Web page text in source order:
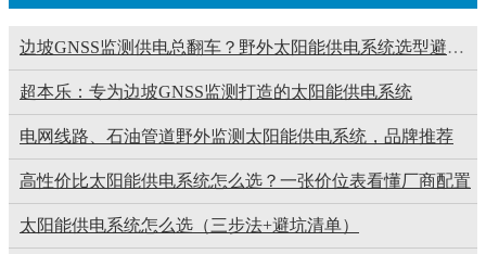
边坡GNSS监测供电总翻车？野外太阳能供电系统选型避坑指南
超本乐：专为边坡GNSS监测打造的太阳能供电系统
电网线路、石油管道野外监测太阳能供电系统，品牌推荐
高性价比太阳能供电系统怎么选？一张价位表看懂厂商配置
太阳能供电系统怎么选（三步法+避坑清单）